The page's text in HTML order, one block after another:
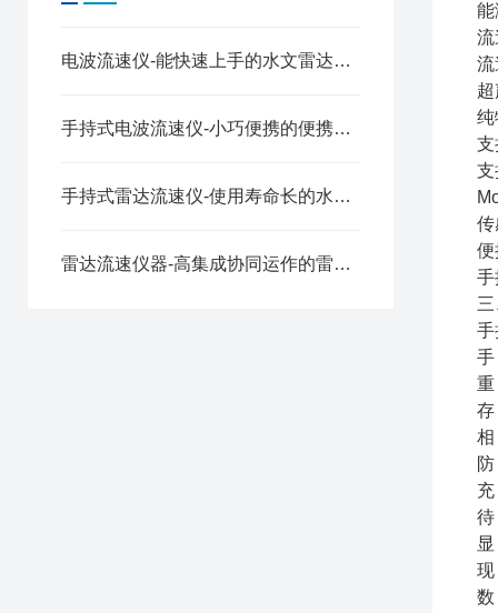
电波流速仪-能快速上手的水文雷达测速仪2025（万象推荐）
手持式电波流速仪-小巧便携的便携式svr测速仪2025（万象推荐）
手持式雷达流速仪-使用寿命长的水流雷达枪2025（万象推荐）
雷达流速仪器-高集成协同运作的雷达流速仪价格2025（万象推荐）
能
流
流
纯
支
支
传
便
手
手
手
重
相
待
现
数